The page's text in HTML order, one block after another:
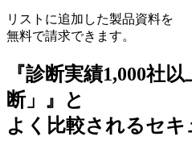
リストに追加した製品資料を
無料で請求できます。
『診断実績1,000社
断」』と
よく比較されるセ